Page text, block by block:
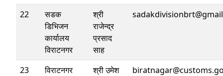
22
सडक
डिभिजन
कार्यालय
विराटनगर
श्री
राजेन्द्र
प्रसाद
साह
23
विराटनगर
श्री उमेश